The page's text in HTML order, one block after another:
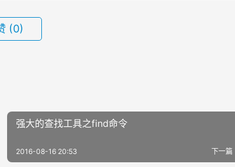
(0)
强大的查找工具之find命令
下一篇
2016-08-16 20:53